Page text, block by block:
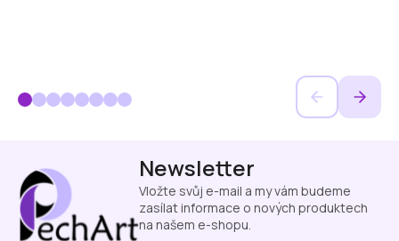
Newsletter
Vložte svůj e-mail a my vám budeme
zasílat informace o nových produktech
na našem e-shopu.